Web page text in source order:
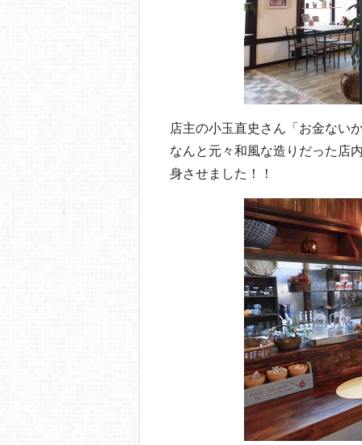
店主の小玉直史さん「お金ない
なんと元々和風な造りだった店
身させました！！